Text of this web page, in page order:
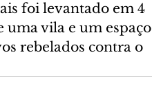
foi levantado em 4
uma vila e um espaço
rebelados contra o